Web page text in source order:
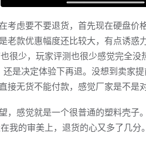
虑要不要退货，首先现在硬盘价
老款优惠幅度还比较大，有点诱惑
很少，玩家评测也很少感觉完全
是决定体验下再退。没想到卖家
接无货不能付款，感觉厂家是不是
感觉就是一个很普通的塑料壳子
我的审美上，退货的心又多了几分。